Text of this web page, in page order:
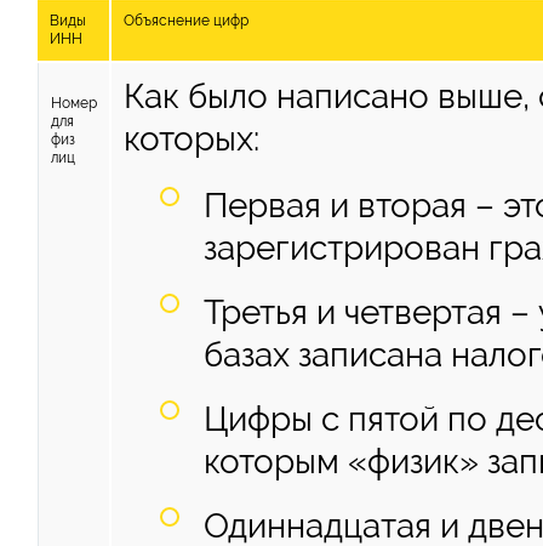
Виды
ИНН
Объяснение цифр
Номер
для
физ
лиц
Как было написано выше,
которых:
Первая и вторая –
зарегистрирован
Третья и четвертая
базах записана
Цифры с пятой по
которым «физик»
Одиннадцатая и